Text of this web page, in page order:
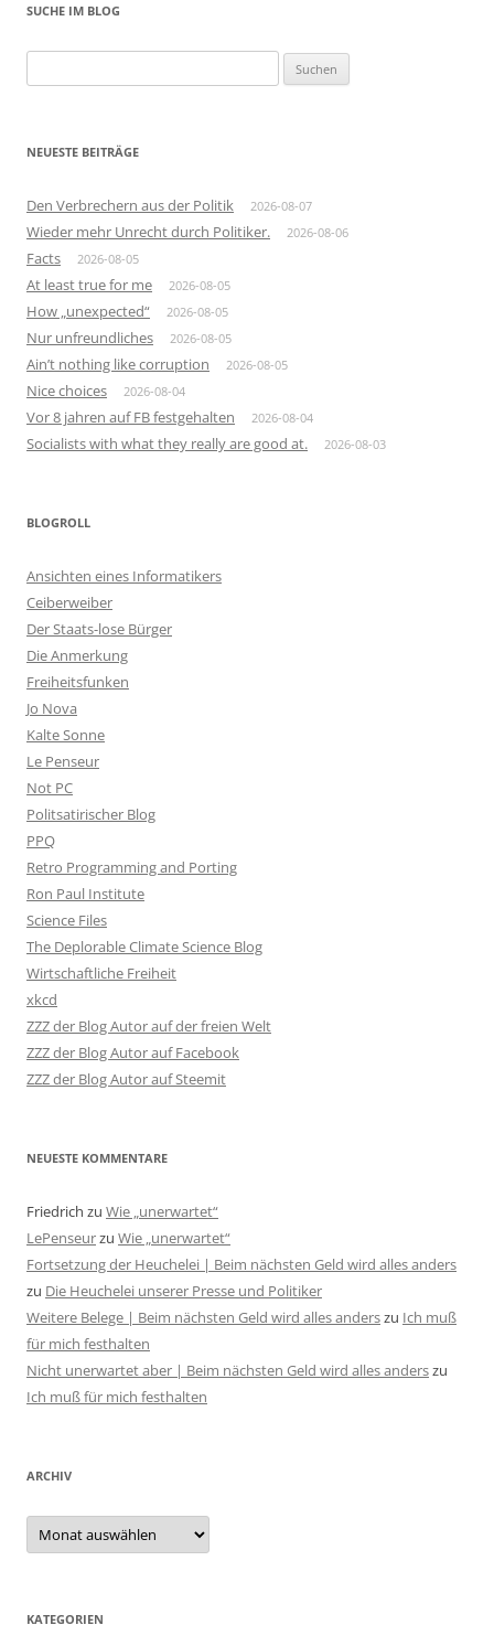
SUCHE IM BLOG
nach:
NEUESTE BEITRÄGE
Den Verbrechern aus der Politik 2026-08-07
Wieder mehr Unrecht durch Politiker. 2026-08-06
Facts 2026-08-05
At least true for me 2026-08-05
How „unexpected“ 2026-08-05
Nur unfreundliches 2026-08-05
Ain’t nothing like corruption 2026-08-05
Nice choices 2026-08-04
Vor 8 jahren auf FB festgehalten 2026-08-04
Socialists with what they really are good at. 2026-08-03
BLOGROLL
Ansichten eines Informatikers
Ceiberweiber
Der Staats-lose Bürger
Die Anmerkung
Freiheitsfunken
Jo Nova
Kalte Sonne
Le Penseur
Not PC
Politsatirischer Blog
PPQ
Retro Programming and Porting
Ron Paul Institute
Science Files
The Deplorable Climate Science Blog
Wirtschaftliche Freiheit
xkcd
ZZZ der Blog Autor auf der freien Welt
ZZZ der Blog Autor auf Facebook
ZZZ der Blog Autor auf Steemit
NEUESTE KOMMENTARE
Friedrich zu Wie „unerwartet“
LePenseurzu Wie „unerwartet“
Fortsetzung der Heuchelei | Beim nächsten Geld wird alles anders
zu Die Heuchelei unserer Presse und Politiker
Weitere Belege | Beim nächsten Geld wird alles anderszu Ich muß
für mich festhalten
Nicht unerwartet aber | Beim nächsten Geld wird alles anderszu
Ich muß für mich festhalten
ARCHIV
Archiv
KATEGORIEN